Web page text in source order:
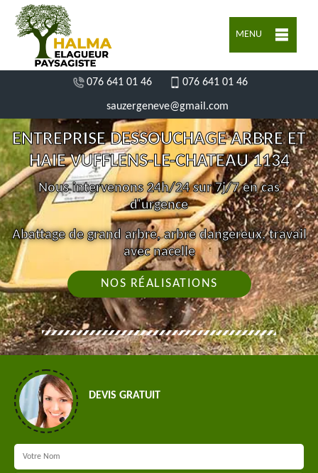
MENU
076 641 01 46 076 641 01 46
sauzergeneve@gmail.com
ENTREPRISE DESSOUCHAGE ARBRE ET
HAIE VUFFLENS-LE-CHATEAU 1134
Nous intervenons 24h/24 sur 7j/7 en cas
d'urgence
Abattage de grand arbre, arbre dangereux, travail
avec nacelle
NOS RÉALISATIONS
DEVIS GRATUIT